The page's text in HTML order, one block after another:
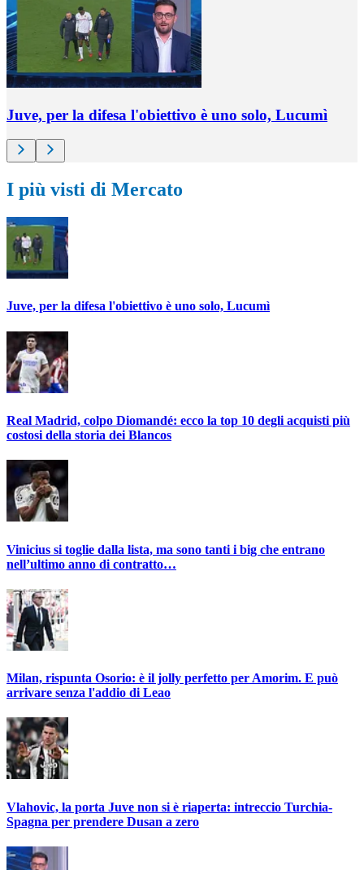
Juve, per la difesa l'obiettivo è uno solo, Lucumì
I più visti di Mercato
Juve, per la difesa l'obiettivo è uno solo, Lucumì
Real Madrid, colpo Diomandé: ecco la top 10 degli acquisti più
costosi della storia dei Blancos
Vinicius si toglie dalla lista, ma sono tanti i big che entrano
nell’ultimo anno di contratto…
Milan, rispunta Osorio: è il jolly perfetto per Amorim. E può
arrivare senza l'addio di Leao
Vlahovic, la porta Juve non si è riaperta: intreccio Turchia-
Spagna per prendere Dusan a zero